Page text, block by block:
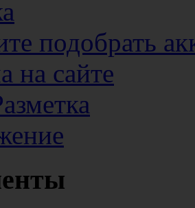
подобрать
на сайте